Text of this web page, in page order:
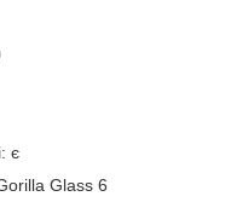
є
Glass 6